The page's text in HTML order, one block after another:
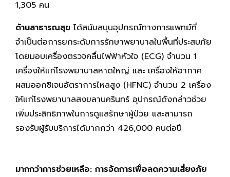
1,305 คน
ด้านสาธารณสุข ได้สนับสนุนอุปกรณ์ทางการแพทย์ที่
จำเป็นต่อการยกระดับการรักษาพยาบาลในพื้นที่ประสบภัย
โดยมอบเครื่องตรวจคลื่นไฟฟ้าหัวใจ (ECG) จำนวน 1
เครื่องให้แก่โรงพยาบาลหาดใหญ่ และ เครื่องให้อากาศ
ผสมออกซิเจนอัตราการไหลสูง (HFNC) จำนวน 2 เครื่อง
ให้แก่โรงพยาบาลสงขลานครินทร์ อุปกรณ์ดังกล่าวช่วย
เพิ่มประสิทธิภาพในการดูแลรักษาผู้ป่วย และสามารถ
รองรับผู้รับบริการได้มากกว่า 426,000 คนต่อปี
มากกว่าการช่วยเหลือ: การจัดการเพื่อลดความเสี่ยงภัย